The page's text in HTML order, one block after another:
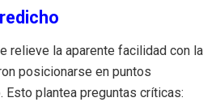
relieve la aparente facilidad con la
posicionarse en puntos
plantea preguntas críticas: